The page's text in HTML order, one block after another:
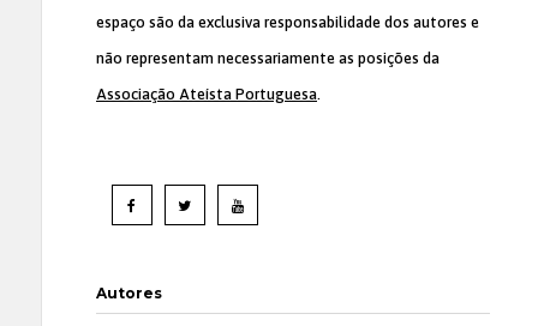
espaço são da exclusiva responsabilidade dos autores e
não representam necessariamente as posições da
Associação Ateísta Portuguesa.
Autores